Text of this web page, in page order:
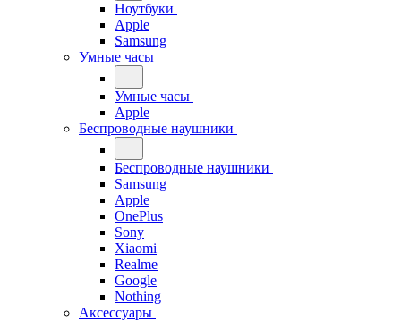
Ноутбуки
Apple
Samsung
Умные часы
Умные часы
Apple
Беспроводные наушники
Беспроводные наушники
Samsung
Apple
OnePlus
Sony
Xiaomi
Realme
Google
Nothing
Аксессуары